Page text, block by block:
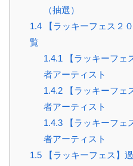
（抽選）
1.4【ラッキーフェス２
覧
1.4.1【ラッキーフェ
者アーティスト
1.4.2【ラッキーフェ
者アーティスト
1.4.3【ラッキーフェ
者アーティスト
1.5【ラッキーフェス】